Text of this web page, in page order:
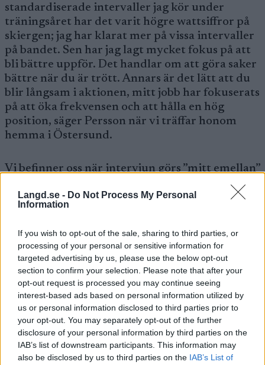
Langd.se - Do Not Process My Personal
Information
If you wish to opt-out of the sale, sharing to third parties, or
processing of your personal or sensitive information for
targeted advertising by us, please use the below opt-out
section to confirm your selection. Please note that after your
opt-out request is processed you may continue seeing
interest-based ads based on personal information utilized by
us or personal information disclosed to third parties prior to
your opt-out. You may separately opt-out of the further
disclosure of your personal information by third parties on the
IAB’s list of downstream participants. This information may
also be disclosed by us to third parties on the IAB’s List of
standardiserade intervaller jag kör under
träningsåret har det varit högre wattsiffror på
skiergen; jag har klarat mer på vissa intervaller
på bandet. Sen har jag lagt mycket fokus på att
bli bättre uppför. Det handlar om att göra saker
bättre när du är trött. Annars är det lätt att du
blir långsam i aktionen, mitt jobb har fokuserats
på att öka frekvensen och att hålla en hög
position, säger Persson när vi träffar honom
hemma i Östersund.
Vi befinner oss när intervjun görs ”mitt emellan”
Jizerska50.
— Jag tog någon lugnare dag efter Marcialonga
för att ”börja om på noll” och börja jobbet mot
Vasaloppet. Sen får vi se hur kroppen svara på
det. Det kan bli något sämre resultat i Jizerska
eller i Orsa (två tävlingar i Ski Classics helgen
18-19 februari), men allt handlar om att hitta
till den rätta formen på Vasaloppet, säger
Persson.
Betyder det att du inte kommer att bli orolig